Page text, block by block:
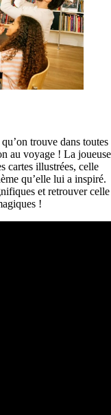
trouve dans toutes
au voyage ! La joueuse
cartes illustrées, celle
qu’elle lui a inspiré.
et retrouver celle
!